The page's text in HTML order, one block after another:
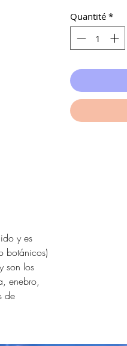
y es
botánicos)
son los
enebro,
de
Quantité *